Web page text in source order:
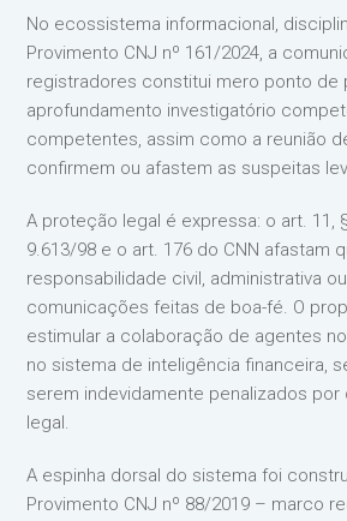
No ecossistema informacional,
Provimento CNJ nº 161/2024, a
registradores constitui mero ponto de
aprofundamento investigatório
competentes, assim como a reunião
confirmem ou afastem as suspeitas
A proteção legal é expressa: o art. 11,
9.613/98 e o art. 176 do CNN afastam
responsabilidade civil, administrativa
comunicações feitas de boa-fé. O
estimular a colaboração de agentes
no sistema de inteligência financeira,
serem indevidamente penalizados por
legal.
A espinha dorsal do sistema foi
Provimento CNJ nº 88/2019 – marco